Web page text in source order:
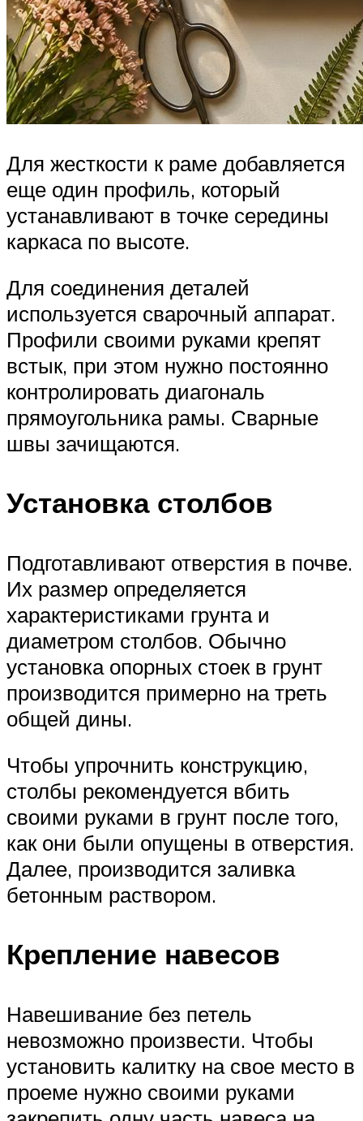
Для жесткости к раме добавляется
еще один профиль, который
устанавливают в точке середины
каркаса по высоте.
Для соединения деталей
используется сварочный аппарат.
Профили своими руками крепят
встык, при этом нужно постоянно
контролировать диагональ
прямоугольника рамы. Сварные
швы зачищаются.
Установка столбов
Подготавливают отверстия в почве.
Их размер определяется
характеристиками грунта и
диаметром столбов. Обычно
установка опорных стоек в грунт
производится примерно на треть
общей дины.
Чтобы упрочнить конструкцию,
столбы рекомендуется вбить
своими руками в грунт после того,
как они были опущены в отверстия.
Далее, производится заливка
бетонным раствором.
Крепление навесов
Навешивание без петель
невозможно произвести. Чтобы
установить калитку на свое место в
проеме нужно своими руками